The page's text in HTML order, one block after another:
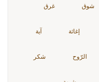
شوق غرق
إغاثة آية
الرّوح شكر